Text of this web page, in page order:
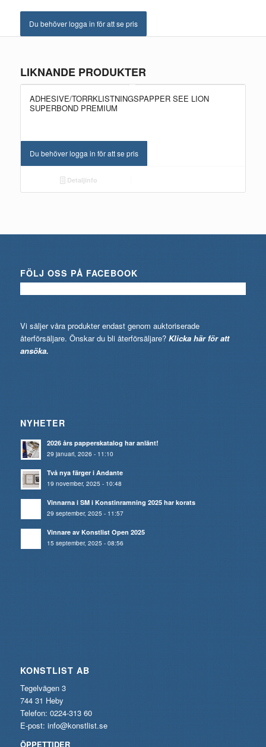
Du behöver logga in för att se pris
LIKNANDE PRODUKTER
ADHESIVE/TORRKLISTNINGSPAPPER SEE LION
SUPERBOND PREMIUM
Du behöver logga in för att se pris
Detaljinfo
FÖLJ OSS PÅ FACEBOOK
Vi säljer våra produkter endast genom auktoriserade
återförsäljare. Önskar du bli återförsäljare? Klicka här för att
ansöka.
NYHETER
2026 års papperskatalog har anlänt!
29 januari, 2026 - 11:10
Två nya färger i Andante
19 november, 2025 - 10:48
Vinnarna i SM i Konstinramning 2025 har korats
29 september, 2025 - 11:57
Vinnare av Konstlist Open 2025
15 september, 2025 - 08:56
KONSTLIST AB
Tegelvägen 3
744 31 Heby
Telefon: 0224-313 60
E-post: info@konstlist.se
ÖPPETTIDER